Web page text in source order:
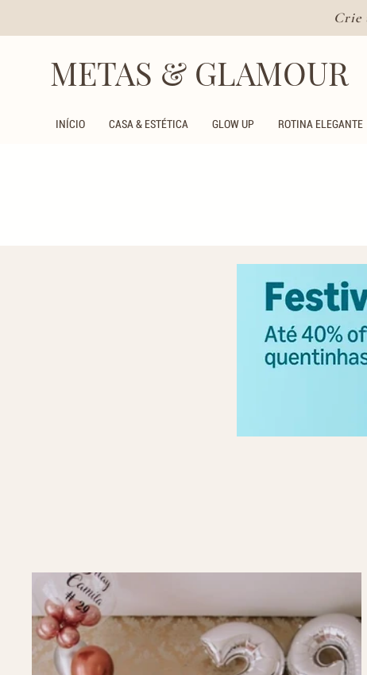
Crie
METAS & GLAMOUR
INÍCIO CASA & ESTÉTICA GLOW UP ROTINA ELEGANTE